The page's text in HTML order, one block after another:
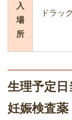
入
場
所
ドラッ
生理予定
妊娠検査薬